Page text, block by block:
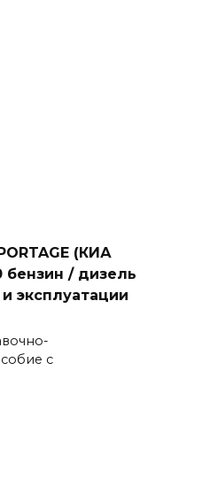
(КИА
/ дизель
эксплуатации
с